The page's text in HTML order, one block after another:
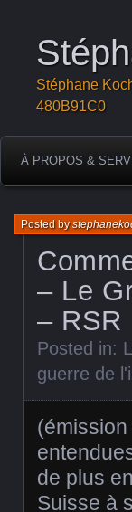
Stéphane
480B91C0
À PROPOS &
– Le
– RSR
Posted by
Posted in:
guerre de
de plus
Suisse à